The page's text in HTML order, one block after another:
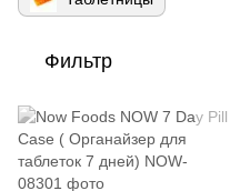
Фильтр